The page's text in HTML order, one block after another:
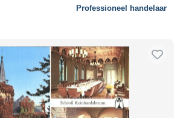
Professioneel handelaar